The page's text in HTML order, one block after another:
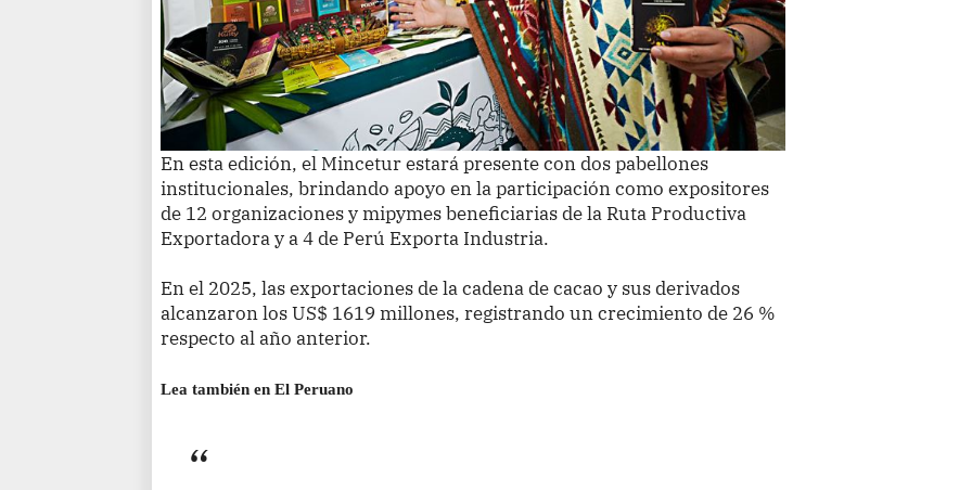
En esta edición, el Mincetur estará presente con dos pabellones
institucionales, brindando apoyo en la participación como expositores
de 12 organizaciones y mipymes beneficiarias de la Ruta Productiva
Exportadora y a 4 de Perú Exporta Industria.
En el 2025, las exportaciones de la cadena de cacao y sus derivados
alcanzaron los US$ 1619 millones, registrando un crecimiento de 26 %
respecto al año anterior.
Lea también en El Peruano